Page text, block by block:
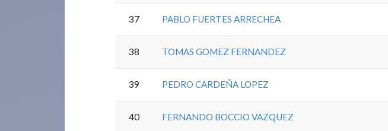
37 PABLO FUERTES ARRECHEA
38 TOMAS GOMEZ FERNANDEZ
39 PEDRO CARDEÑA LOPEZ
40 FERNANDO BOCCIO VAZQUEZ